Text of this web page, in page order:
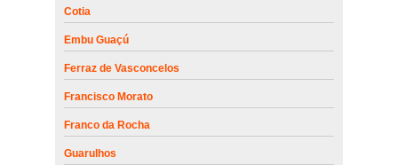
Cotia
Embu Guaçú
Ferraz de Vasconcelos
Francisco Morato
Franco da Rocha
Guarulhos